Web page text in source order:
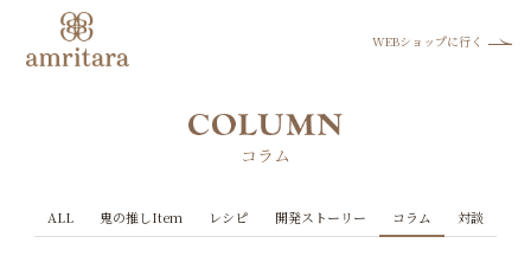
WEBショップに行く
コラム
ALL 鬼の推しItem レシピ 開発ストーリー コラム 対談